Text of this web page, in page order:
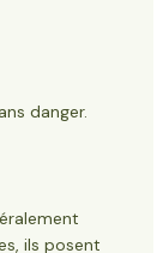
danger.
ils posent